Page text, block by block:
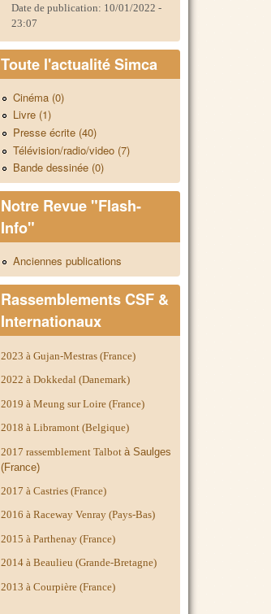
Date de publication: 10/01/2022 -
23:07
Toute l'actualité Simca
Cinéma (0)
Livre (1)
Presse écrite (40)
Télévision/radio/video (7)
Bande dessinée (0)
Notre Revue "Flash-
Info"
Anciennes publications
Rassemblements CSF &
Internationaux
2023 à Gujan-Mestras (France)
2022 à Dokkedal (Danemark)
2019 à Meung sur Loire (France)
2018 à Libramont (Belgique)
2017 rassemblement Talbotà Saulges
(France)
2017 à Castries (France)
2016 à Raceway Venray (Pays-Bas)
2015 à Parthenay (France)
2014 àBeaulieu (Grande-Bretagne)
2013 à Courpière (France)